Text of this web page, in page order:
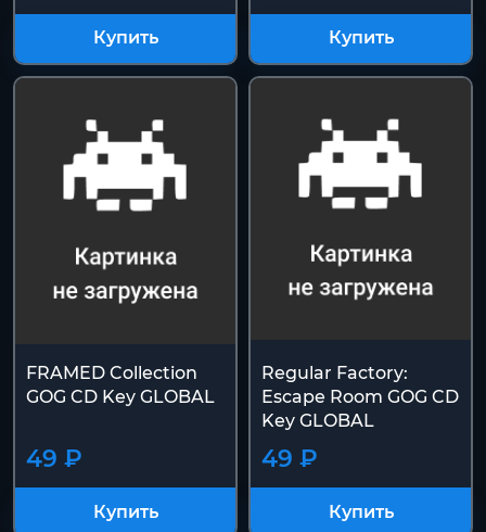
Купить Купить
FRAMED Collection
GOG CD Key GLOBAL
49 ₽
Купить
Regular Factory:
Escape Room GOG CD
Key GLOBAL
49 ₽
Купить